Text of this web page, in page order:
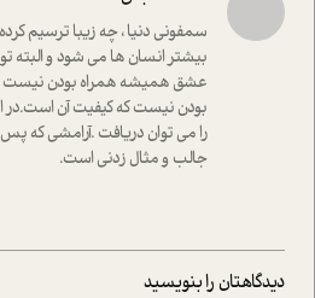
راهکارهای حل آن قرار می دهد که در
است.در فصل پایانی زیر ذره بین
اند تا در کنار مطالب سرگرمی و
موثرترین راهکارهای استفاده از
مختلف کسب و کار
سمفونی دنیا ، چه زیبا ترسیم
بیشتر انسان ها می شود و
عشق همیشه همراه بودن
بودن نیست که کیفیت آن است.در
را می توان دریافت .آرامشی که
جالب و مثال زدنی است.
دیدگاهتان را بنویسید